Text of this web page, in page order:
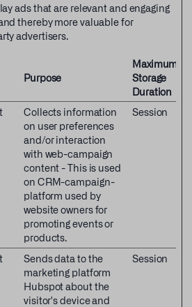
ads that are relevant and engaging
thereby more valuable for
advertisers.
Purpose
Maximum
Storage
Duration
Collects information
on user preferences
and/or interaction
with web-campaign
content - This is used
on CRM-campaign-
platform used by
website owners for
promoting events or
products.
Session
Sends data to the
marketing platform
Hubspot about the
visitor's device and
Session